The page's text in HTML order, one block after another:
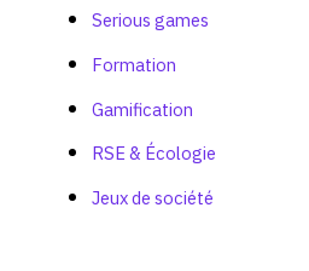
Serious games
Formation
Gamification
RSE & Écologie
Jeux de société